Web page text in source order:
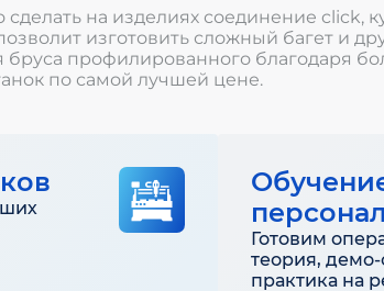
на изделиях соединение
изготовить сложный багет и
бруса профилированного благодаря
по самой лучшей цене.
Готовим
теория,
практика на